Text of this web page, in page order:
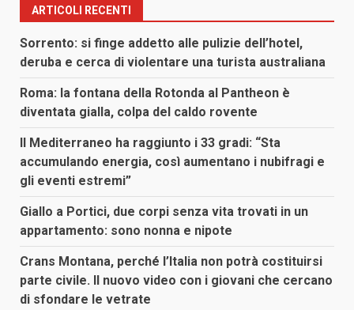
ARTICOLI RECENTI
Sorrento: si finge addetto alle pulizie dell’hotel,
deruba e cerca di violentare una turista australiana
Roma: la fontana della Rotonda al Pantheon è
diventata gialla, colpa del caldo rovente
Il Mediterraneo ha raggiunto i 33 gradi: “Sta
accumulando energia, così aumentano i nubifragi e
gli eventi estremi”
Giallo a Portici, due corpi senza vita trovati in un
appartamento: sono nonna e nipote
Crans Montana, perché l’Italia non potrà costituirsi
parte civile. Il nuovo video con i giovani che cercano
di sfondare le vetrate